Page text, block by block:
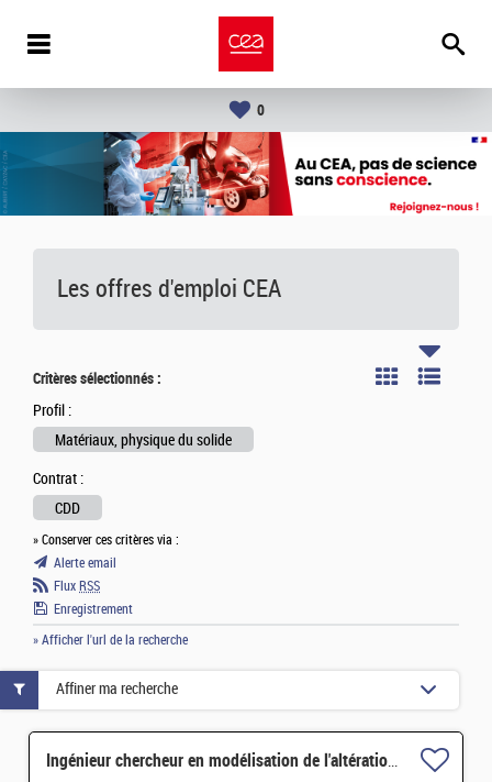
0
Les offres d'emploi CEA
Critères sélectionnés :
Profil :
Matériaux, physique du solide
Contrat :
CDD
» Conserver ces critères via :
Alerte email
Flux RSS
Enregistrement
» Afficher l'url de la recherche
Ingénieur chercheur en modélisation de l'altération des matériaux H/F
Affiner ma recherche